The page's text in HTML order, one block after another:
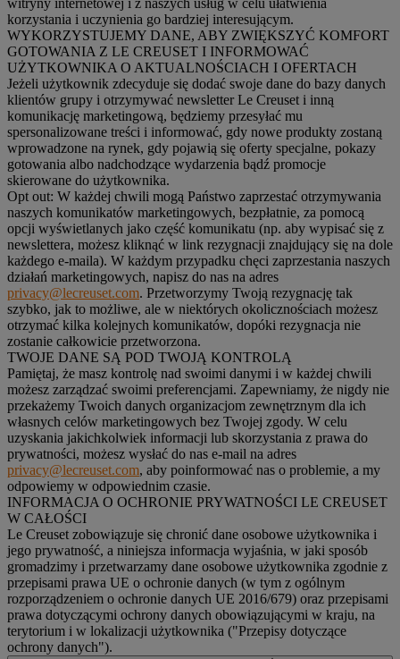
korzystania i uczynienia go bardziej interesującym.
WYKORZYSTUJEMY DANE, ABY ZWIĘKSZYĆ KOMFORT
GOTOWANIA Z LE CREUSET I INFORMOWAĆ
UŻYTKOWNIKA O AKTUALNOŚCIACH I OFERTACH
Jeżeli użytkownik zdecyduje się dodać swoje dane do bazy danych
klientów grupy i otrzymywać newsletter Le Creuset i inną
komunikację marketingową, będziemy przesyłać mu
spersonalizowane treści i informować, gdy nowe produkty zostaną
wprowadzone na rynek, gdy pojawią się oferty specjalne, pokazy
gotowania albo nadchodzące wydarzenia bądź promocje
skierowane do użytkownika.
Opt out: W każdej chwili mogą Państwo zaprzestać otrzymywania
naszych komunikatów marketingowych, bezpłatnie, za pomocą
opcji wyświetlanych jako część komunikatu (np. aby wypisać się z
newslettera, możesz kliknąć w link rezygnacji znajdujący się na dole
każdego e-maila). W każdym przypadku chęci zaprzestania naszych
działań marketingowych, napisz do nas na adres
privacy@lecreuset.com. Przetworzymy Twoją rezygnację tak
szybko, jak to możliwe, ale w niektórych okolicznościach możesz
otrzymać kilka kolejnych komunikatów, dopóki rezygnacja nie
zostanie całkowicie przetworzona.
TWOJE DANE SĄ POD TWOJĄ KONTROLĄ
Pamiętaj, że masz kontrolę nad swoimi danymi i w każdej chwili
możesz zarządzać swoimi preferencjami. Zapewniamy, że nigdy nie
przekażemy Twoich danych organizacjom zewnętrznym dla ich
własnych celów marketingowych bez Twojej zgody. W celu
uzyskania jakichkolwiek informacji lub skorzystania z prawa do
prywatności, możesz wysłać do nas e-mail na adres
privacy@lecreuset.com, aby poinformować nas o problemie, a my
odpowiemy w odpowiednim czasie.
INFORMACJA O OCHRONIE PRYWATNOŚCI LE CREUSET
W CAŁOŚCI
Le Creuset zobowiązuje się chronić dane osobowe użytkownika i
jego prywatność, a niniejsza informacja wyjaśnia, w jaki sposób
gromadzimy i przetwarzamy dane osobowe użytkownika zgodnie z
przepisami prawa UE o ochronie danych (w tym z ogólnym
rozporządzeniem o ochronie danych UE 2016/679) oraz przepisami
prawa dotyczącymi ochrony danych obowiązującymi w kraju, na
terytorium i w lokalizacji użytkownika ("Przepisy dotyczące
ochrony danych").